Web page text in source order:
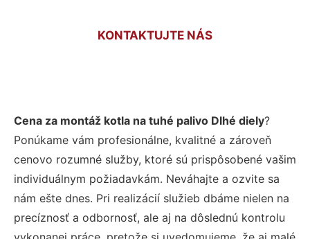
KONTAKTUJTE NÁS
Cena za montáž kotla na tuhé palivo Dlhé diely?
Ponúkame vám profesionálne, kvalitné a zároveň
cenovo rozumné služby, ktoré sú prispôsobené vašim
individuálnym požiadavkám. Neváhajte a ozvite sa
nám ešte dnes. Pri realizácií služieb dbáme nielen na
precíznosť a odbornosť, ale aj na dôslednú kontrolu